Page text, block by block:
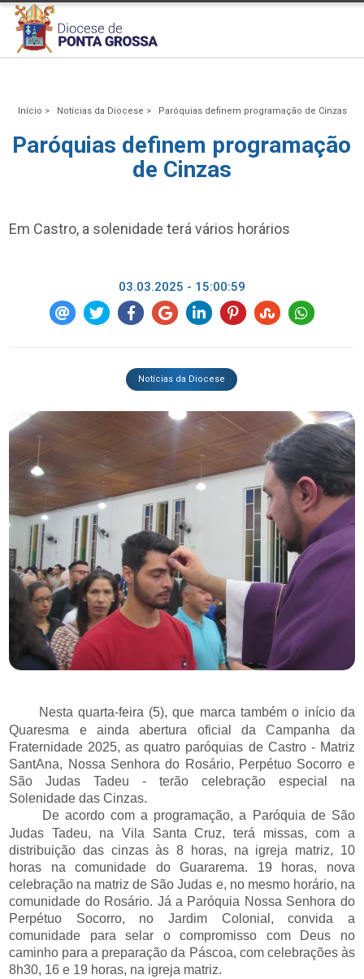
Início > Notícias da Diocese > Paróquias definem programação de Cinzas
Paróquias definem programação
de Cinzas
Em Castro, a solenidade terá vários horários
03.03.2025 - 15:00:59
Notícias da Diocese
Nesta quarta-feira (5), que marca também o início da
Quaresma e ainda abertura oficial da Campanha da
Fraternidade 2025, as quatro paróquias de Castro - Matriz
SantAna, Nossa Senhora do Rosário, Perpétuo Socorro e
São Judas Tadeu - terão celebração especial na
Solenidade das Cinzas.
De acordo com a programação, a Paróquia de São
Judas Tadeu, na Vila Santa Cruz, terá missas, com a
distribuição das cinzas às 8 horas, na igreja matriz, 10
horas na comunidade do Guararema. 19 horas, nova
celebração na matriz de São Judas e, no mesmo horário, na
comunidade do Rosário. Já a Paróquia Nossa Senhora do
Perpétuo Socorro, no Jardim Colonial, convida a
comunidade para selar o compromisso com Deus no
caminho para a preparação da Páscoa, com celebrações às
8h30, 16 e 19 horas, na igreja matriz.